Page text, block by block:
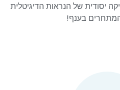
יסודית של הנראות הדיגיטלית
בענף!